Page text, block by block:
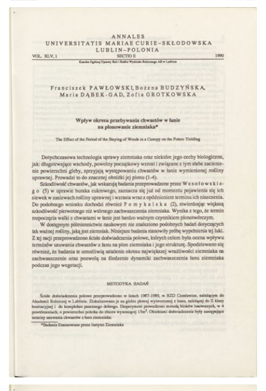
Przejdź do zbioru
Przejdź do zbioru